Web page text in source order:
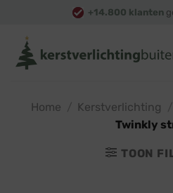
content
+14.800 klanten
Home Kerstverlichting
Twinkly
TOON